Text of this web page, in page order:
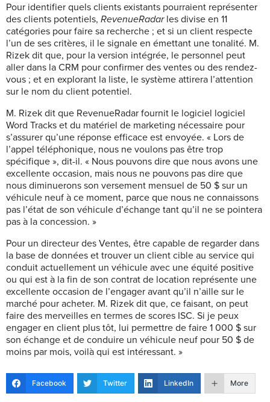
Pour identifier quels clients existants pourraient représenter
des clients potentiels, RevenueRadarles divise en 11
catégories pour faire sa recherche ; et si un client respecte
l’un de ses critères, il le signale en émettant une tonalité. M.
Rizek dit que, pour la version intégrée, le personnel peut
aller dans la CRM pour confirmer des ventes ou des rendez-
vous ; et en explorant la liste, le système attirera l’attention
sur le nom du client potentiel.
M. Rizek dit que RevenueRadar fournit le logiciel logiciel
Word Tracks et du matériel de marketing nécessaire pour
s’assurer qu’une réponse efficace est envoyée. « Lors de
l’appel téléphonique, nous ne voulons pas être trop
spécifique », dit-il. « Nous pouvons dire que nous avons une
excellente occasion, mais nous ne pouvons pas dire que
nous diminuerons son versement mensuel de 50 $ sur un
véhicule neuf à ce moment, parce que nous ne connaissons
pas l’état de son véhicule d’échange tant qu’il ne se pointera
pas à la concession. »
Pour un directeur des Ventes, être capable de regarder dans
la base de données et trouver un client cible au service qui
conduit actuellement un véhicule avec une équité positive
ou qui est à la fin de son contrat de location représente une
excellente occasion de l’engager avant qu’il n’aille sur le
marché pour acheter. M. Rizek dit que, ce faisant, on peut
faire des merveilles en termes de scores ISC. Si je peux
engager en client plus tôt, lui permettre de faire 1 000 $ sur
son échange et de conduire un véhicule neuf pour 50 $ de
moins par mois, voilà qui est intéressant. »
Facebook Twitter LinkedIn More